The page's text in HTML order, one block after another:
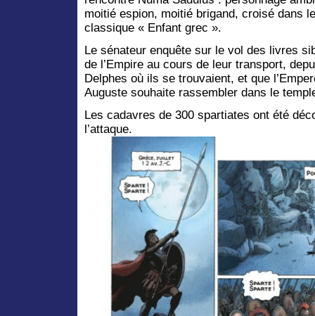
moitié espion, moitié brigand, croisé dans le
classique « Enfant grec ».
Le sénateur enquête sur le vol des livres
de l’Empire au cours de leur transport,
Delphes où ils se trouvaient, et que
Auguste souhaite rassembler dans le
Les cadavres de 300 spartiates ont été
l’attaque.